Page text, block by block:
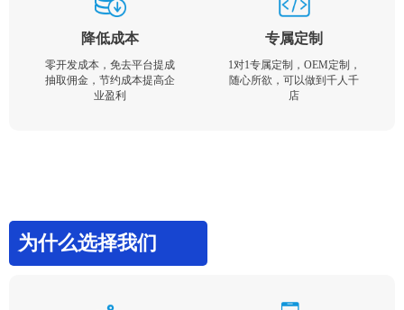
降低成本
零开发成本，免去平台提成
抽取佣金，节约成本提高企
业盈利
专属定制
1对1专属定制，OEM定制，
随心所欲，可以做到千人千
店
为什么选择我们